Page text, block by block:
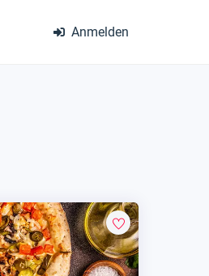
Anmelden